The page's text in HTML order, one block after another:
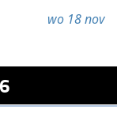
wo 18 nov